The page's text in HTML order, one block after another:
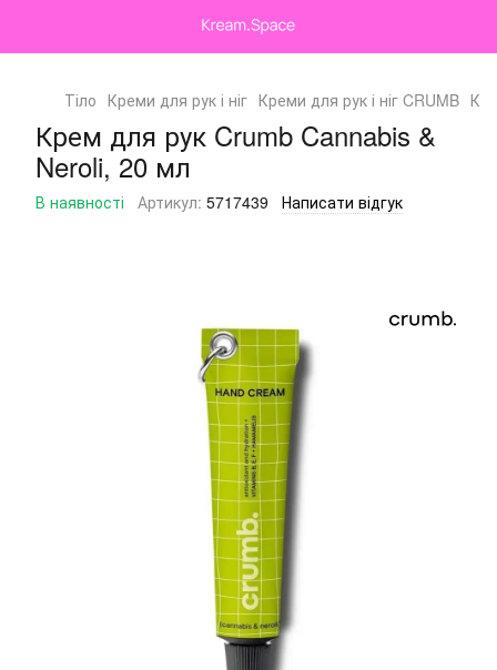
Тіло Креми для рук і ніг Креми для рук і ніг CRUMB
Крем для рук Crumb Cannabis &
Neroli, 20 мл
В наявності Артикул: 5717439 Написати відгук